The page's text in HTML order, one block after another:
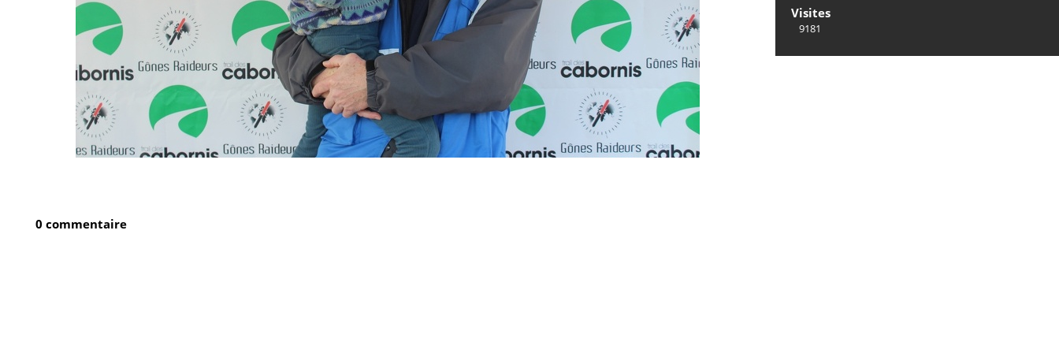
Visites
9181
0 commentaire